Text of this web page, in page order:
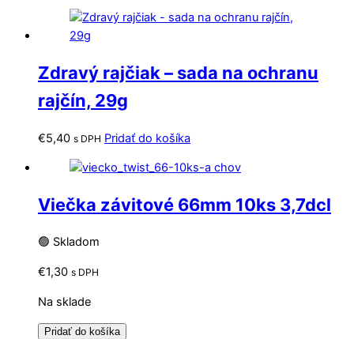
Zdravý rajčiak – sada na ochranu
rajčín, 29g
€5,40 s DPH Pridať do košíka
Viečka závitové 66mm 10ks 3,7dcl
🟢 Skladom
€1,30 s DPH
Na sklade
Pridať do košíka